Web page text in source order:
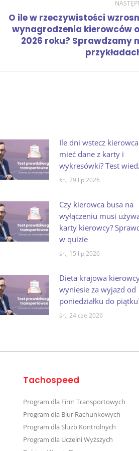
Następny
O ile w rzeczywistości
wynagrodzenia kierowców
2026 roku? Sprawdzamy
Ile dni wstecz
mieć dane z karty i
wykresówki? Test
śr., 29 lip 2026
Czy kierowca busa na
wyłączeniu musi
karty kierowcy?
w quizie
śr., 15 lip 2026
Dieta krajowa
wyniesie za wyjazd od
poniedziałku do
śr., 24 cze 2026
Tachospeed
Program dla Firm Transportowych
Program dla Biur Rachunkowych
Program dla Służb Kontrolnych
Program dla Uczelni Wyższych